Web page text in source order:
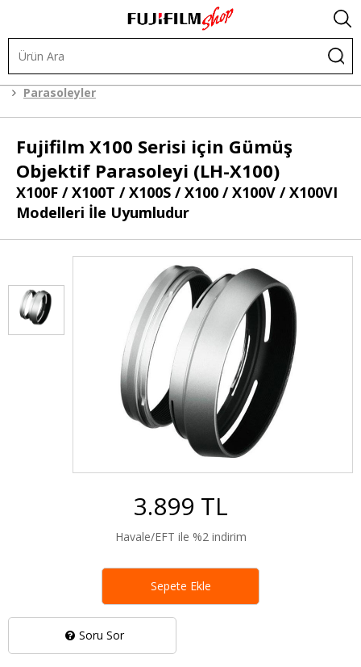
Parasoleyler
Fujifilm X100 Serisi için Gümüş
Objektif Parasoleyi (LH-X100)
X100F / X100T / X100S / X100 / X100V / X100VI
Modelleri İle Uyumludur
Soru Sor
3.899 TL
Havale/EFT ile %2 indirim
Sepete Ekle